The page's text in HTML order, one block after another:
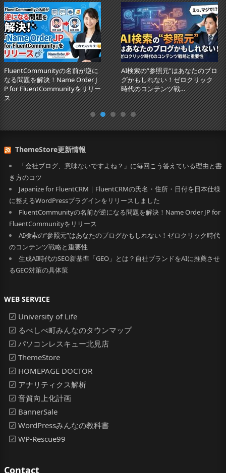
FluentCommunityの名前が逆に
なる問題を解決！Name Order J
P for FluentCommunityをリリー
ス
AI検索の”参照元”はあなたのブロ
グかもしれない！ゼロクリック
時代のコンテンツ戦…
ThemeStore更新情報
「会社ブログ、意味ないですよね？」に毎回こう答えている理由と書
き方のコツ
Japanize for FluentCRM｜FluentCRMの氏名・住所・日付を日本仕様
に整えるWordPressプラグインをリリースしました
FluentCommunityの名前が逆になる問題を解決！Name Order JP for
FluentCommunityをリリース
AI検索の”参照元”はあなたのブログかもしれない！ゼロクリック時代
のコンテンツ戦略と重要性
生成AI時代のSEO新基準「GEO」とは？自社ブランドをAIに推薦させ
るGEO対策の具体策
WEB SERVICE
University of Life
るべしべ町みんなのタウンマップ
パソコンレスキュー北見店
ThemeStore
HOMEPAGE DOCTOR
アナリティクス解析
音質向上化計画
BannerSale
WordPressみんなの教科書
WP-Rescue99
Contact